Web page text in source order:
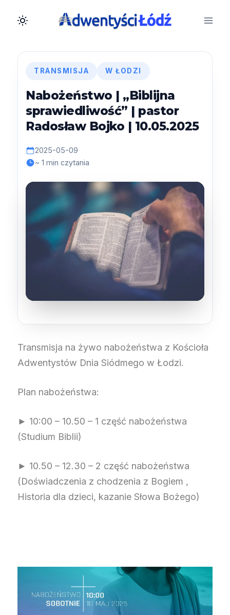
TRANSMISJA W ŁODZI
Nabożeństwo | „Biblijna
sprawiedliwość” | pastor
Radosław Bojko | 10.05.2025
2025-05-09
~ 1 min czytania
Transmisja na żywo nabożeństwa z Kościoła
Adwentystów Dnia Siódmego w Łodzi.
Plan nabożeństwa:
► 10:00 – 10.50 – 1 część nabożeństwa
(Studium Biblii)
► 10.50 – 12.30 – 2 część nabożeństwa
(Doświadczenia z chodzenia z Bogiem ,
Historia dla dzieci, kazanie Słowa Bożego)